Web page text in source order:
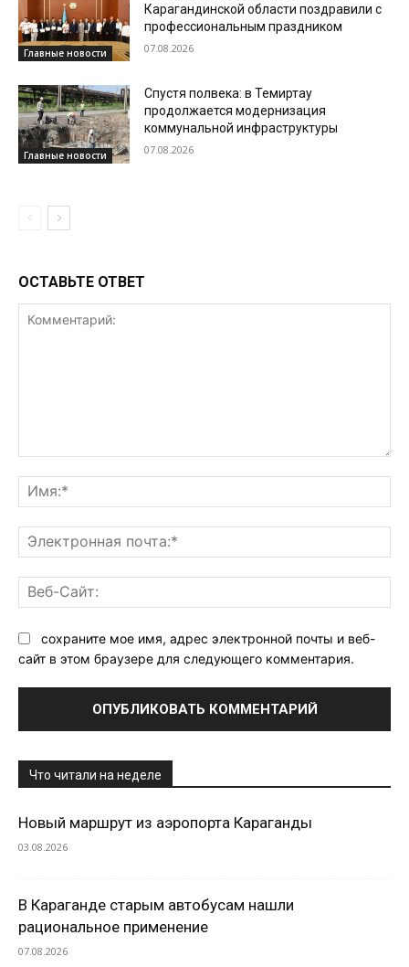
Главные новости
Карагандинской области поздравили с
профессиональным праздником
07.08.2026
Главные новости
Спустя полвека: в Темиртау
продолжается модернизация
коммунальной инфраструктуры
07.08.2026
ОСТАВЬТЕ ОТВЕТ
сохраните мое имя, адрес электронной почты и веб-
сайт в этом браузере для следующего комментария.
Что читали на неделе
Новый маршрут из аэропорта Караганды
03.08.2026
В Караганде старым автобусам нашли
рациональное применение
07.08.2026